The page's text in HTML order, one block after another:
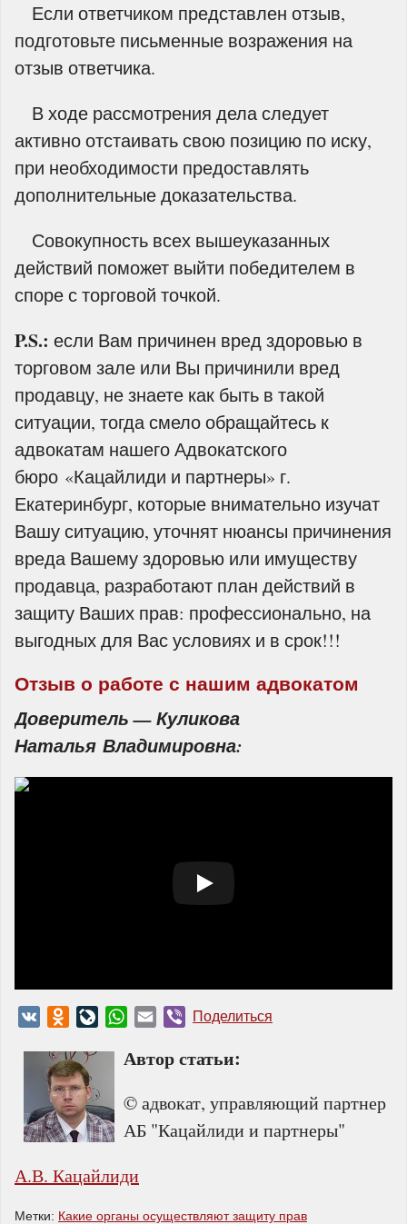
Если ответчиком представлен отзыв,
подготовьте письменные возражения на
отзыв ответчика.
В ходе рассмотрения дела следует
активно отстаивать свою позицию по иску,
при необходимости предоставлять
дополнительные доказательства.
Совокупность всех вышеуказанных
действий поможет выйти победителем в
споре с торговой точкой.
P.S.: если Вам причинен вред здоровью в
торговом зале или Вы причинили вред
продавцу, не знаете как быть в такой
ситуации, тогда смело обращайтесь к
адвокатам нашего Адвокатского
бюро «Кацайлиди и партнеры» г.
Екатеринбург, которые внимательно изучат
Вашу ситуацию, уточнят нюансы причинения
вреда Вашему здоровью или имуществу
продавца, разработают план действий в
защиту Ваших прав: профессионально, на
выгодных для Вас условиях и в срок!!!
Отзыв о работе с нашим адвокатом
Доверитель — Куликова
Наталья Владимировна:
VK Odnoklassniki
LiveJournal
WhatsApp
Email Viber
Поделиться
Автор статьи:
© адвокат, управляющий партнер
АБ "Кацайлиди и партнеры"
А.В. Кацайлиди
Метки: Какие органы осуществляют защиту прав